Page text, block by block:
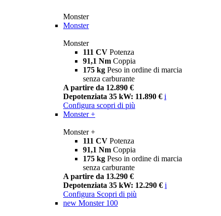
Monster
Monster
Monster
111 CV Potenza
91,1 Nm Coppia
175 kg Peso in ordine di marcia
senza carburante
A partire da 12.890 €
Depotenziata 35 kW: 11.890 € i
Configura scopri di più
Monster +
Monster +
111 CV Potenza
91,1 Nm Coppia
175 kg Peso in ordine di marcia
senza carburante
A partire da 13.290 €
Depotenziata 35 kW: 12.290 € i
Configura Scopri di più
new Monster 100